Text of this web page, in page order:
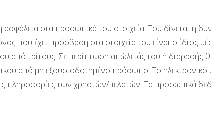
στα προσωπικά του στοιχεία. Του δίνεται η
που έχει πρόσβαση στα στοιχεία του είναι ο ίδιος
από τρίτους. Σε περίπτωση απώλειάς του ή διαρροής
από μη εξουσιοδοτημένο πρόσωπο. Το ηλεκτρονικό
πληροφορίες των χρηστών/πελατών. Τα προσωπικά